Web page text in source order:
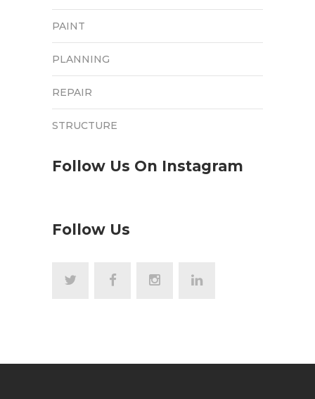
PAINT
PLANNING
REPAIR
STRUCTURE
Follow Us On Instagram
Follow Us